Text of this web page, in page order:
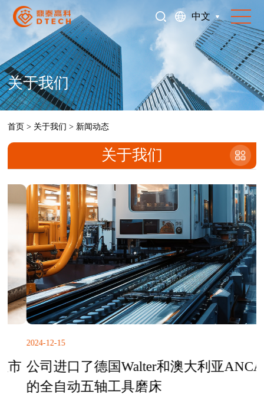
中文
关于我们
首页 > 关于我们 > 新闻动态
关于我们
2024-12-15
公司进口了德国Walter和澳大利亚ANCA
的全自动五轴工具磨床